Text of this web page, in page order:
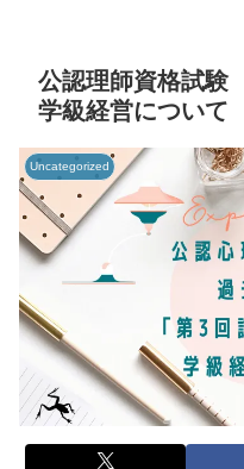
公認理師資格試
学級経営について
Uncategorized